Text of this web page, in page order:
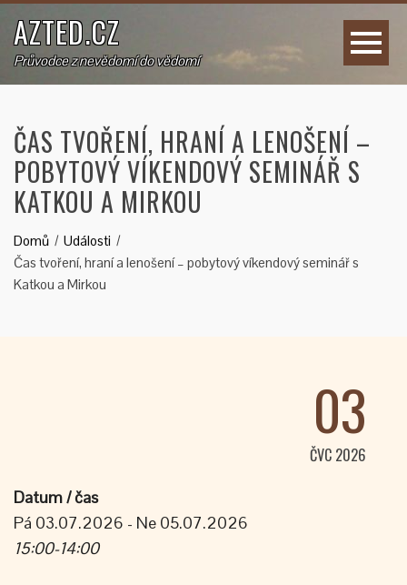
AZTED.CZ
Průvodce z nevědomí do vědomí
ČAS TVOŘENÍ, HRANÍ A LENOŠENÍ –
POBYTOVÝ VÍKENDOVÝ SEMINÁŘ S
KATKOU A MIRKOU
Domů
Události
Čas tvoření, hraní a lenošení – pobytový víkendový seminář s
Katkou a Mirkou
03
ČVC 2026
Datum / čas
Pá 03.07.2026 - Ne 05.07.2026
15:00-14:00